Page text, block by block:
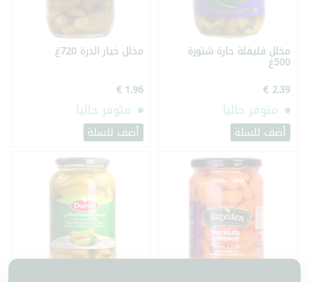
مخلل فليفلة حارة شتورة
500غ
متوفر حاليا
أضف للسلة
مخلل خيار الدرة 720غ
متوفر حاليا
أضف للسلة